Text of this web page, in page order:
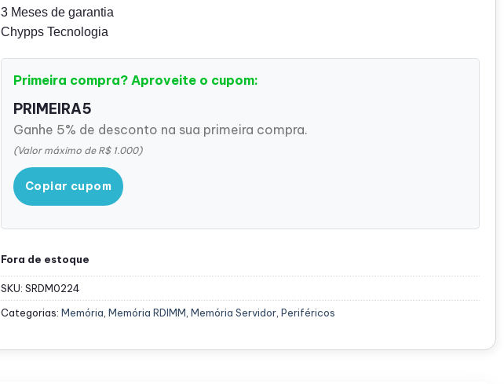
3 Meses de garantia
Chypps Tecnologia
Primeira compra? Aproveite o cupom:
PRIMEIRA5
Ganhe 5% de desconto na sua primeira compra.
(Valor máximo de R$ 1.000)
Copiar cupom
Fora de estoque
SKU: SRDM0224
Categorias: Memória Memória RDIMM Memória Servidor Periféricos